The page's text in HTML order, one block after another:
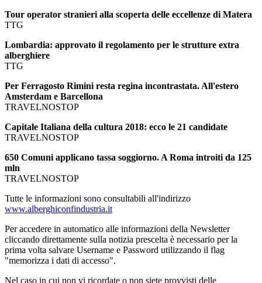
Tour operator stranieri alla scoperta delle eccellenze di Matera
TTG
Lombardia: approvato il regolamento per le strutture extra
alberghiere
TTG
Per Ferragosto Rimini resta regina incontrastata. All'estero
Amsterdam e Barcellona
TRAVELNOSTOP
Capitale Italiana della cultura 2018: ecco le 21 candidate
TRAVELNOSTOP
650 Comuni applicano tassa soggiorno. A Roma introiti da 125
mln
TRAVELNOSTOP
Tutte le informazioni sono consultabili all'indirizzo
www.alberghiconfindustria.it
Per accedere in automatico alle informazioni della Newsletter
cliccando direttamente sulla notizia prescelta è necessario per la
prima volta salvare Username e Password utilizzando il flag
"memorizza i dati di accesso".
Nel caso in cui non vi ricordate o non siete provvisti delle